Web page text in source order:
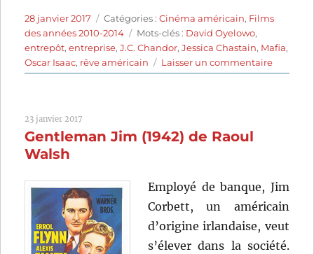
Publié
le
28 janvier 2017 Catégories
Catégories :Cinéma américain, Films
des années 2010-2014
Étiquettes
Mots-clés : David Oyelowo,
entrepôt,entreprise,J.C. Chandor,Jessica Chastain, Mafia,
Oscar Isaac, rêve américain Laisser un commentairesur
A
23 janvier 2017
Gentleman Jim (1942) de Raoul
Walsh
Employé de banque, Jim
Corbett, un américain
d’origine irlandaise, veut
s’élever dans la société.